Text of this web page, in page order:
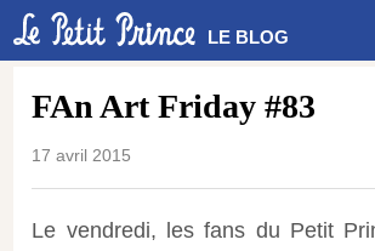
LE BLOG
FAn Art Friday #83
17 avril 2015
Le vendredi, les fans du Petit